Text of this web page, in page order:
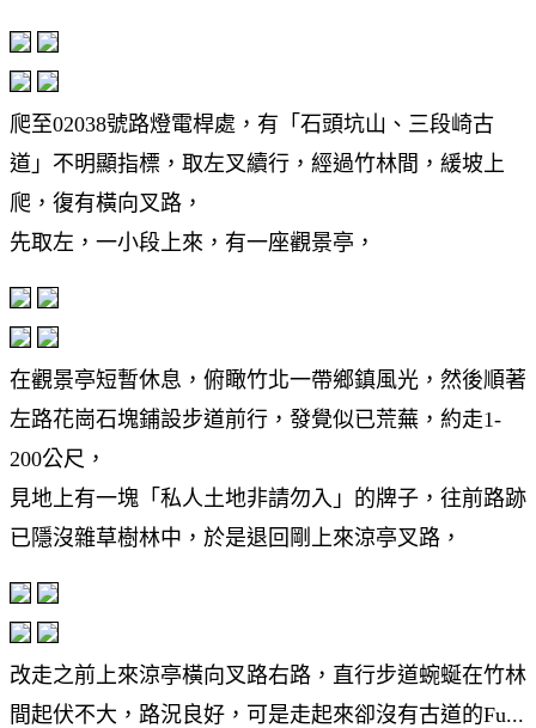
爬至02038號路燈電桿處，有「石頭坑山、三段崎古
道」不明顯指標，取左叉續行，經過竹林間，緩坡上
爬，復有橫向叉路，
先取左，一小段上來，有一座觀景亭，
在觀景亭短暫休息，俯瞰竹北一帶鄉鎮風光，然後順著
左路花崗石塊鋪設步道前行，發覺似已荒蕪，約走1-
200公尺，
見地上有一塊「私人土地非請勿入」的牌子，往前路跡
已隱沒雜草樹林中，於是退回剛上來涼亭叉路，
改走之前上來涼亭橫向叉路右路，直行步道蜿蜒在竹林
間起伏不大，路況良好，可是走起來卻沒有古道的Fu...